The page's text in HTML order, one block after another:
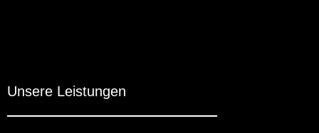
Unsere Leistungen